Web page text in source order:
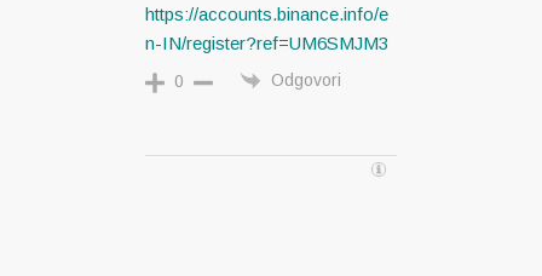
https://accounts.binance.info/e
n-IN/register?ref=UM6SMJM3
0 Odgovori